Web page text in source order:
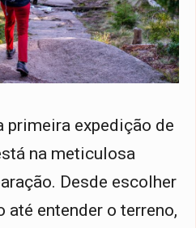
primeira expedição de
na meticulosa
Desde escolher
até entender o terreno,